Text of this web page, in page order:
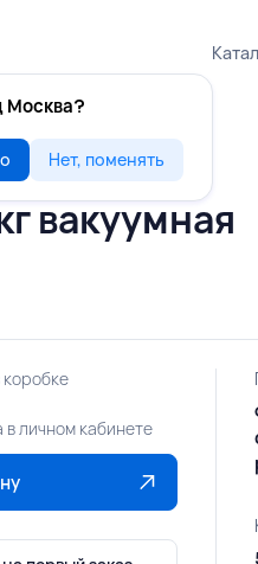
Москва?
Нет, поменять
вакуумная
коробке
личном кабинете